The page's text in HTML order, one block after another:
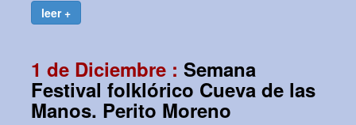
leer +
1 de Diciembre : Semana
Festival folklórico Cueva de las
Manos. Perito Moreno